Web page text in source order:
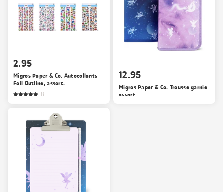
2.95
Migros Paper & Co. Autocollants
Foil Outline, assort.
8
12.95
Migros Paper & Co. Trousse garnie
assort.